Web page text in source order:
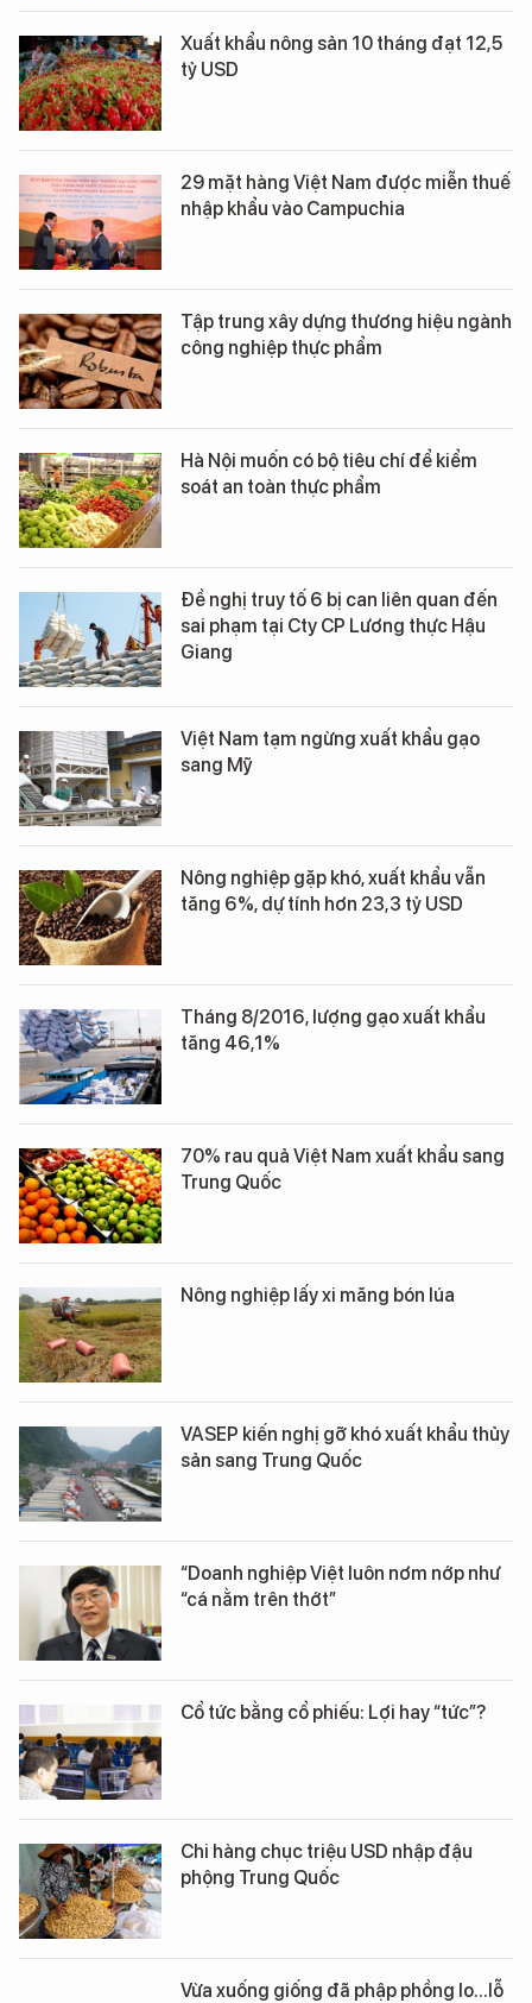
Xuất khẩu nông sản 10 tháng đạt 12,5
tỷ USD
29 mặt hàng Việt Nam được miễn thuế
nhập khẩu vào Campuchia
Tập trung xây dựng thương hiệu ngành
công nghiệp thực phẩm
Hà Nội muốn có bộ tiêu chí để kiểm
soát an toàn thực phẩm
Đề nghị truy tố 6 bị can liên quan đến
sai phạm tại Cty CP Lương thực Hậu
Giang
Việt Nam tạm ngừng xuất khẩu gạo
sang Mỹ
Nông nghiệp gặp khó, xuất khẩu vẫn
tăng 6%, dự tính hơn 23,3 tỷ USD
Tháng 8/2016, lượng gạo xuất khẩu
tăng 46,1%
70% rau quả Việt Nam xuất khẩu sang
Trung Quốc
Nông nghiệp lấy xi măng bón lúa
VASEP kiến nghị gỡ khó xuất khẩu thủy
sản sang Trung Quốc
“Doanh nghiệp Việt luôn nơm nớp như
“cá nằm trên thớt”
Cổ tức bằng cổ phiếu: Lợi hay “tức”?
Chi hàng chục triệu USD nhập đậu
phộng Trung Quốc
Vừa xuống giống đã phập phồng lo...lỗ